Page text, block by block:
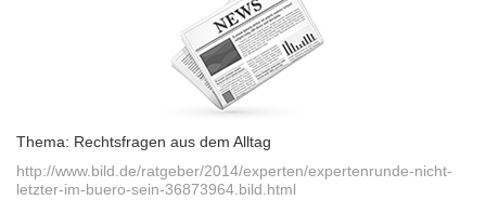
Thema: Rechtsfragen aus dem Alltag
http://www.bild.de/ratgeber/2014/experten/expertenrunde-nicht-
letzter-im-buero-sein-36873964.bild.html